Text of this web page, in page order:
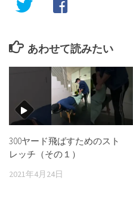
あわせて読みたい
300ヤード飛ばすためのスト
レッチ（その１）
2021年4月24日